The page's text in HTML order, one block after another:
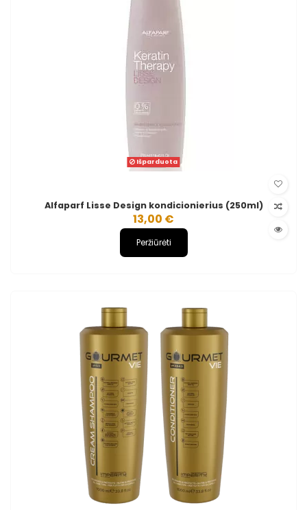
Išparduota
Alfaparf Lisse Design kondicionierius (250ml)
13,00 €
Peržiūrėti